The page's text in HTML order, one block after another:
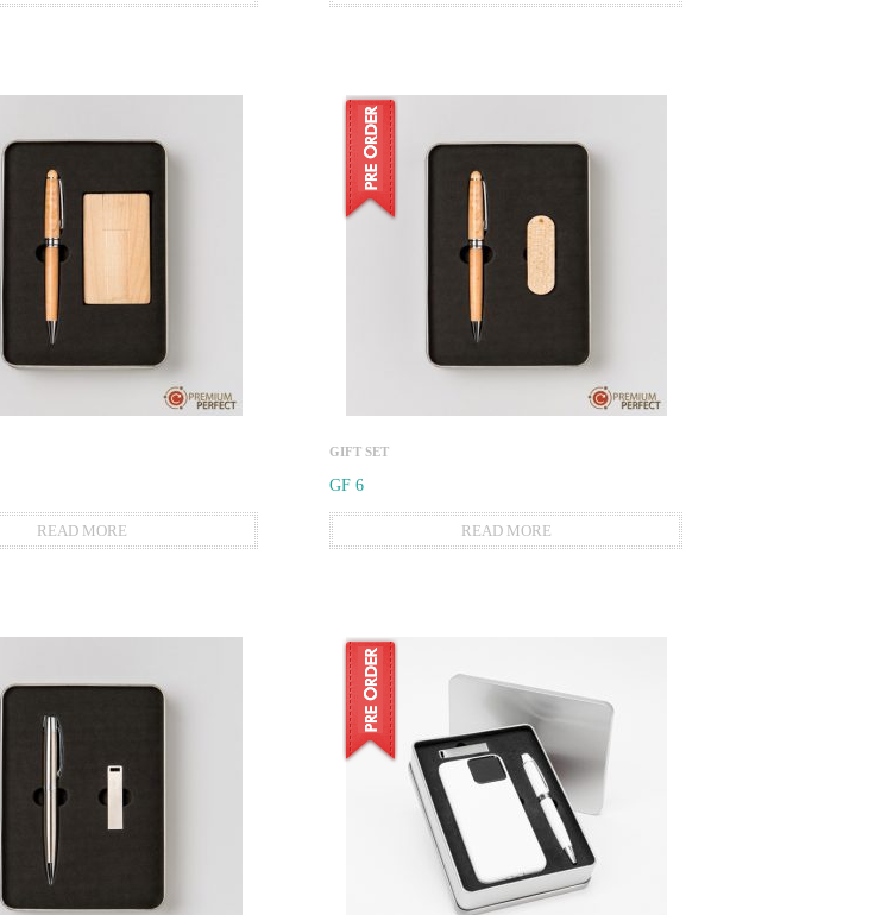
READ MORE
GIFT SET
GF 6
READ MORE